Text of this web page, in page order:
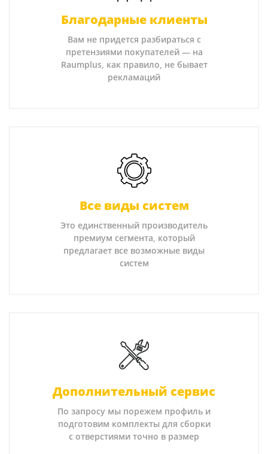
Благодарные клиенты
Вам не придется разбираться с
претензиями покупателей — на
Raumplus, как правило, не бывает
рекламаций
Все виды систем
Это единственный производитель
премиум сегмента, который
предлагает все возможные виды
систем
Дополнительный сервис
По запросу мы порежем профиль и
подготовим комплекты для сборки
с отверстиями точно в размер